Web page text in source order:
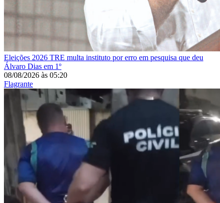
Eleições 2026 TRE multa instituto por erro em pesquisa que deu
Álvaro Dias em 1º
08/08/2026 às 05:20
Flagrante